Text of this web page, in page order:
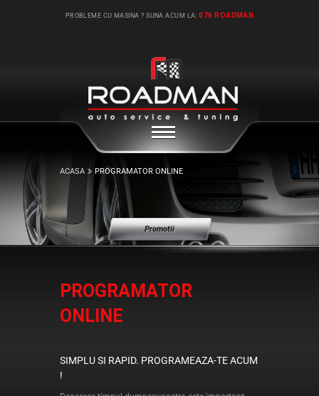
PROBLEME CU MASINA ? SUNA ACUM LA:076 ROADMAN
ACASA PROGRAMATOR ONLINE
Promotii
PROGRAMATOR
ONLINE
SIMPLU SI RAPID. PROGRAMEAZA-TE ACUM
!